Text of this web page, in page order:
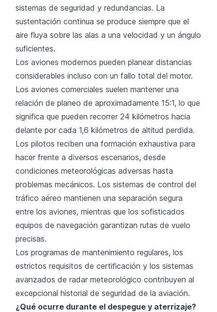
sistemas de seguridad y redundancias. La
sustentación continua se produce siempre que el
aire fluya sobre las alas a una velocidad y un ángulo
suficientes.
Los aviones modernos pueden planear distancias
considerables incluso con un fallo total del motor.
Los aviones comerciales suelen mantener una
relación de planeo de aproximadamente 15:1, lo que
significa que pueden recorrer 24 kilómetros hacia
delante por cada 1,6 kilómetros de altitud perdida.
Los pilotos reciben una formación exhaustiva para
hacer frente a diversos escenarios, desde
condiciones meteorológicas adversas hasta
problemas mecánicos. Los sistemas de control del
tráfico aéreo mantienen una separación segura
entre los aviones, mientras que los sofisticados
equipos de navegación garantizan rutas de vuelo
precisas.
Los programas de mantenimiento regulares, los
estrictos requisitos de certificación y los sistemas
avanzados de radar meteorológico contribuyen al
excepcional historial de seguridad de la aviación.
¿Qué ocurre durante el despegue y aterrizaje?